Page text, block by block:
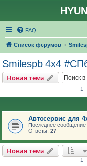
FAQ
Список форумов
Smilespb 4х4
Новая тема
1
Автосервис для
Последнее сообщение
Ответы: 27
Новая тема
1